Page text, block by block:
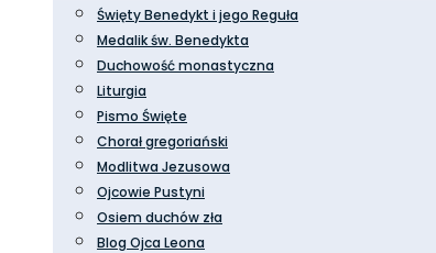
Święty Benedykt i jego Reguła
Medalik św. Benedykta
Duchowość monastyczna
Liturgia
Pismo Święte
Chorał gregoriański
Modlitwa Jezusowa
Ojcowie Pustyni
Osiem duchów zła
Blog Ojca Leona